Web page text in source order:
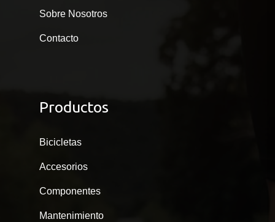
Sobre Nosotros
Contacto
Productos
Bicicletas
Accesorios
Componentes
Mantenimiento